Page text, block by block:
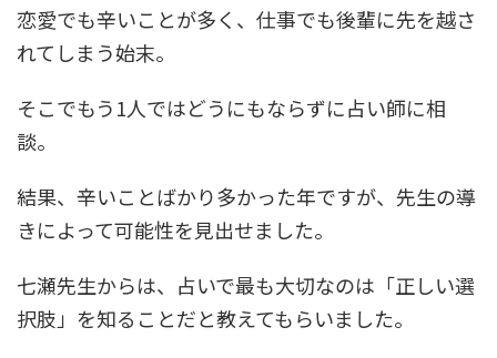
恋愛でも辛いことが多く、仕事でも後輩に先を越さ
れてしまう始末。
そこでもう1人ではどうにもならずに占い師に相
談。
結果、辛いことばかり多かった年ですが、先生の導
きによって可能性を見出せました。
七瀬先生からは、占いで最も大切なのは「正しい選
択肢」を知ることだと教えてもらいました。